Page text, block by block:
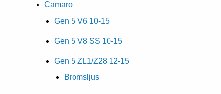
Camaro
Gen 5 V6 10-15
Gen 5 V8 SS 10-15
Gen 5 ZL1/Z28 12-15
Bromsljus